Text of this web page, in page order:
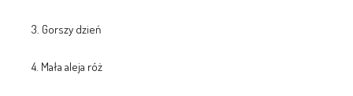
3. Gorszy dzień
4. Mała aleja róż